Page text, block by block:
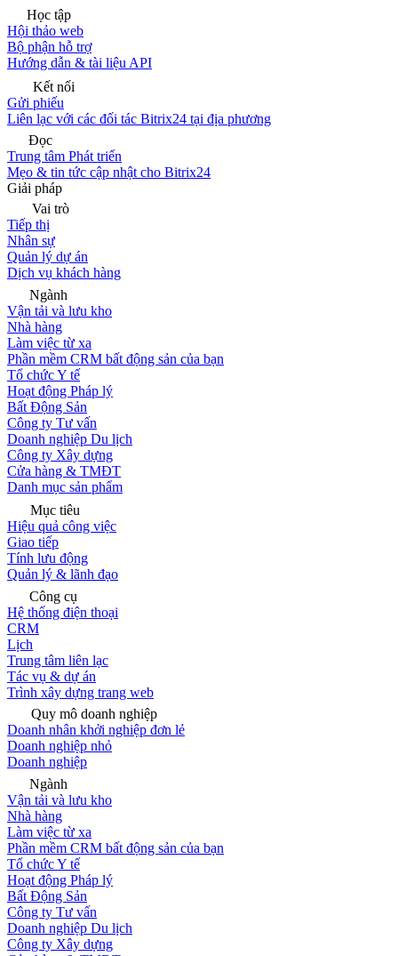
Học tập
Hội thảo web
Bộ phận hỗ trợ
Hướng dẫn & tài liệu API
Kết nối
Gửi phiếu
Liên lạc với các đối tác Bitrix24 tại địa phương
Đọc
Trung tâm Phát triển
Mẹo & tin tức cập nhật cho Bitrix24
Giải pháp
Vai trò
Tiếp thị
Nhân sự
Quản lý dự án
Dịch vụ khách hàng
Ngành
Vận tải và lưu kho
Nhà hàng
Làm việc từ xa
Phần mềm CRM bất động sản của bạn
Tổ chức Y tế
Hoạt động Pháp lý
Bất Động Sản
Công ty Tư vấn
Doanh nghiệp Du lịch
Công ty Xây dựng
Cửa hàng & TMĐT
Danh mục sản phẩm
Mục tiêu
Hiệu quả công việc
Giao tiếp
Tính lưu động
Quản lý & lãnh đạo
Công cụ
Hệ thống điện thoại
CRM
Lịch
Trung tâm liên lạc
Tác vụ & dự án
Trình xây dựng trang web
Quy mô doanh nghiệp
Doanh nhân khởi nghiệp đơn lẻ
Doanh nghiệp nhỏ
Doanh nghiệp
Ngành
Vận tải và lưu kho
Nhà hàng
Làm việc từ xa
Phần mềm CRM bất động sản của bạn
Tổ chức Y tế
Hoạt động Pháp lý
Bất Động Sản
Công ty Tư vấn
Doanh nghiệp Du lịch
Công ty Xây dựng